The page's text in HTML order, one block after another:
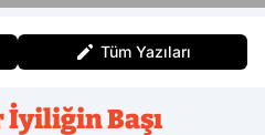
Tüm Yazıları
İyiliğin Başı